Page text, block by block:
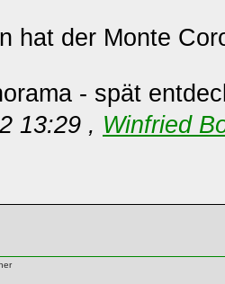
hat der Monte
- spät
13:29 , Winfried